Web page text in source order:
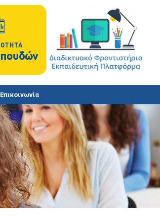
Επικοινωνία